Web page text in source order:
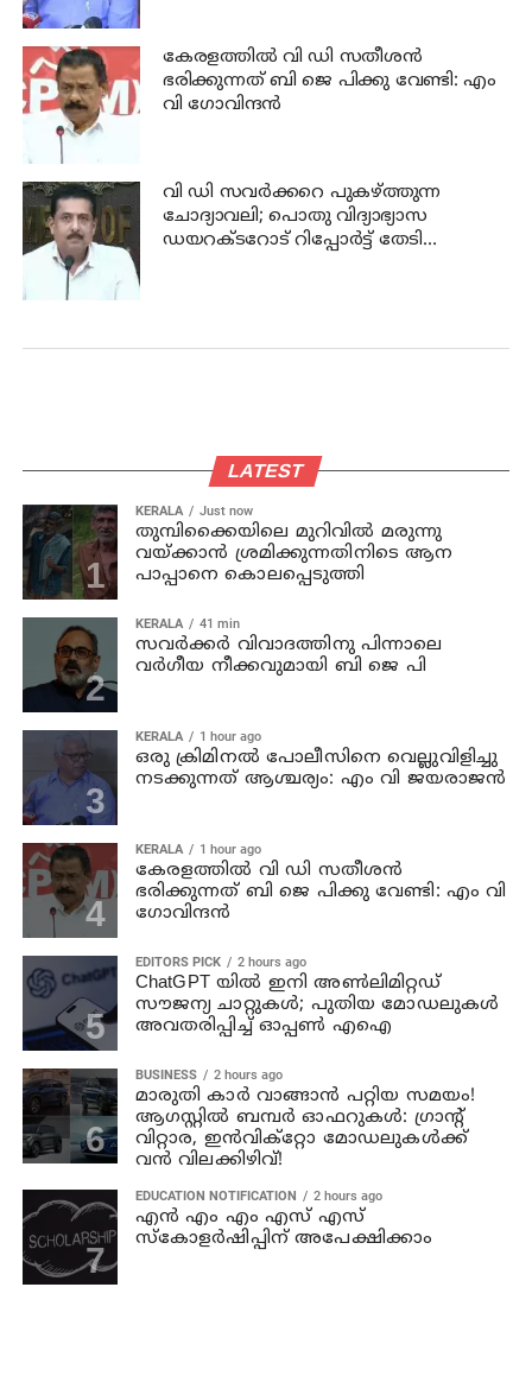
കേരളത്തില്‍ വി ഡി സതീശന്‍
ഭരിക്കുന്നത് ബി ജെ പിക്കു വേണ്ടി: എം
വി ഗോവിന്ദന്‍
വി ഡി സവര്‍ക്കറെ പുകഴ്ത്തുന്ന
ചോദ്യാവലി; പൊതു വിദ്യാഭ്യാസ
ഡയറക്ടറോട് റിപ്പോര്‍ട്ട് തേടി
LATEST
KERALA Just now
തുമ്പിക്കൈയിലെ മുറിവില്‍ മരുന്നു
വയ്ക്കാന്‍ ശ്രമിക്കുന്നതിനിടെ ആന
പാപ്പാനെ കൊലപ്പെടുത്തി
KERALA 41 min
സവര്‍ക്കര്‍ വിവാദത്തിനു പിന്നാലെ
വര്‍ഗീയ നീക്കവുമായി ബി ജെ പി
KERALA 1 hour ago
ഒരു ക്രിമിനല്‍ പോലീസിനെ വെല്ലുവിളിച്ചു
നടക്കുന്നത് ആശ്ചര്യം: എം വി ജയരാജന്‍
KERALA 1 hour ago
കേരളത്തില്‍ വി ഡി സതീശന്‍
ഭരിക്കുന്നത് ബി ജെ പിക്കു വേണ്ടി: എം വി
ഗോവിന്ദന്‍
EDITORS PICK 2 hours ago
ChatGPT യിൽ ഇനി അൺലിമിറ്റഡ്
സൗജന്യ ചാറ്റുകൾ; പുതിയ മോഡലുകൾ
അവതരിപ്പിച്ച് ഓപ്പൺ എഐ
BUSINESS 2 hours ago
മാരുതി കാർ വാങ്ങാൻ പറ്റിയ സമയം!
ആഗസ്റ്റിൽ ബമ്പർ ഓഫറുകൾ: ഗ്രാന്റ്
വിറ്റാര, ഇൻവിക്റ്റോ മോഡലുകൾക്ക്
വൻ വിലക്കിഴിവ്!
EDUCATION NOTIFICATION 2 hours ago
എൻ എം എം എസ് എസ്
സ്കോളർഷിപ്പിന് അപേക്ഷിക്കാം